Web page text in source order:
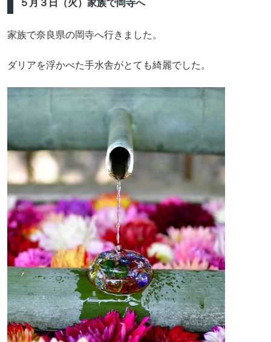
５月３日（火）家族で岡寺へ
家族で奈良県の岡寺へ行きました。
ダリアを浮かべた手水舎がとても綺麗でした。